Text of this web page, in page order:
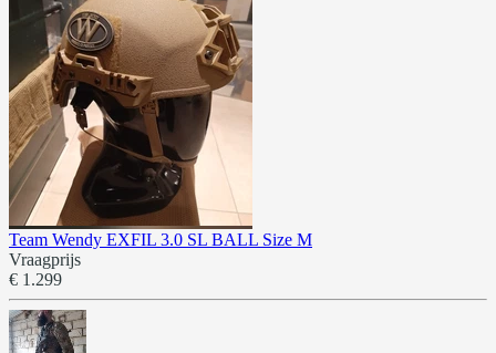
Team Wendy EXFIL 3.0 SL BALL Size M
Vraagprijs
€ 1.299